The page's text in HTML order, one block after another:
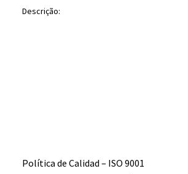
Descrição:
Política de Calidad – ISO 9001